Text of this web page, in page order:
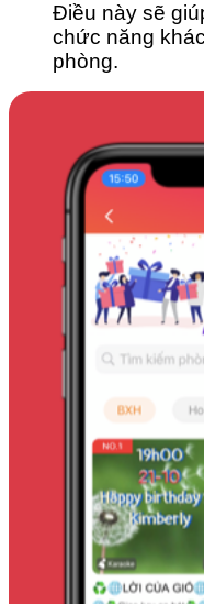
Điều này sẽ
chức năng
phòng.